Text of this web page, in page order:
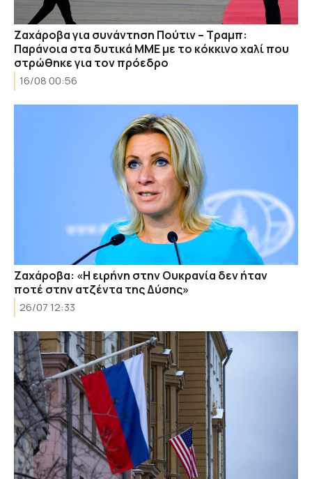
Ζαχάροβα για συνάντηση Πούτιν – Τραμπ:
Παράνοια στα δυτικά ΜΜΕ με το κόκκινο χαλί που
στρώθηκε για τον πρόεδρο
16/08 00:56
Ζαχάροβα: «Η ειρήνη στην Ουκρανία δεν ήταν
ποτέ στην ατζέντα της Δύσης»
26/07 12:33